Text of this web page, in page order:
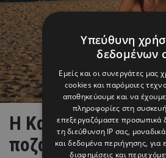
Η Κατερίνα
ποζάρει με το πιο
Υπεύθυνη
δεδομένων
Εμείς και οι συνεργάτες μας
cookies και παρόμοιες
αποθηκεύουμε και να
πληροφορίες στη
επεξεργαζόμαστε προσωπικά
τη διεύθυνση IP σας,
και δεδομένα περιήγησης, για
διαφημίσεις και